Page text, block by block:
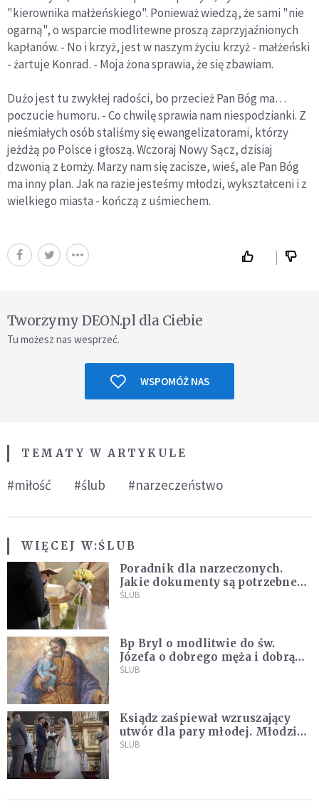
"kierownika małżeńskiego". Ponieważ wiedzą, że sami "nie
ogarną", o wsparcie modlitewne proszą zaprzyjaźnionych
kapłanów. - No i krzyż, jest w naszym życiu krzyż - małżeński
- żartuje Konrad. - Moja żona sprawia, że się zbawiam.
Dużo jest tu zwykłej radości, bo przecież Pan Bóg ma…
poczucie humoru. - Co chwilę sprawia nam niespodzianki. Z
nieśmiałych osób staliśmy się ewangelizatorami, którzy
jeżdżą po Polsce i głoszą. Wczoraj Nowy Sącz, dzisiaj
dzwonią z Łomży. Marzy nam się zacisze, wieś, ale Pan Bóg
ma inny plan. Jak na razie jesteśmy młodzi, wykształceni i z
wielkiego miasta - kończą z uśmiechem.
Tworzymy DEON.pl dla Ciebie
Tu możesz nas wesprzeć.
WSPOMÓŻ NAS
TEMATY W ARTYKULE
#miłość #ślub #narzeczeństwo
WIĘCEJ W:ŚLUB
Poradnik dla narzeczonych.
Jakie dokumenty są potrzebne
do ślubu konkordatowego?
ŚLUB
Bp Bryl o modlitwie do św.
Józefa o dobrego męża i dobrą
żonę: Nie bójmy się wołać do
ŚLUB
Ksiądz zaśpiewał wzruszający
utwór dla pary młodej. Młodzi
nie kryli wzruszenia [MUZYKA]
ŚLUB